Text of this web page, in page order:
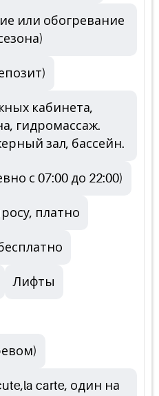
или обогревание
кабинета,
гидромассаж.
зал, бассейн.
с 07:00 до 22:00)
платно
Лифты
carte, один на